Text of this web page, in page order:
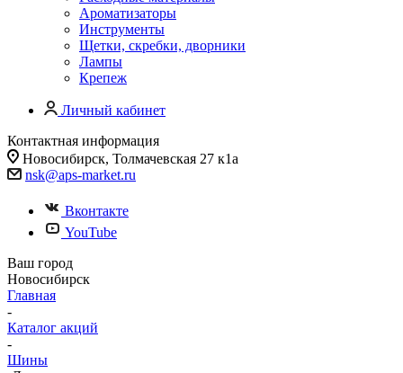
Ароматизаторы
Инструменты
Щетки, скребки, дворники
Лампы
Крепеж
Личный кабинет
Контактная информация
Новосибирск, Толмачевская 27 к1а
nsk@aps-market.ru
Вконтакте
YouTube
Ваш город
Новосибирск
Главная
-
Каталог акций
-
Шины